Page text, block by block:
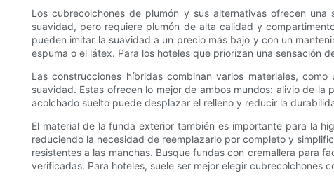
Los cubrecolchones de plumón y sus alternativas ofrecen
suavidad, pero requiere plumón de alta calidad y
pueden imitar la suavidad a un precio más bajo y con un
espuma o el látex. Para los hoteles que priorizan una sensación
Las construcciones híbridas combinan varios materiales,
suavidad. Estas ofrecen lo mejor de ambos mundos: alivio de
acolchado suelto puede desplazar el relleno y reducir la
El material de la funda exterior también es importante para la
reduciendo la necesidad de reemplazarlo por completo y
resistentes a las manchas. Busque fundas con cremallera para
verificadas. Para hoteles, suele ser mejor elegir